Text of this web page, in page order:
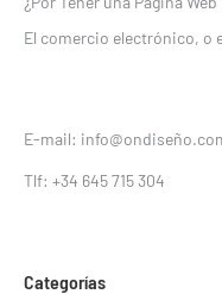
El comercio electrónico, o
E-mail:
Tlf: +34 645 715 304
Categorías